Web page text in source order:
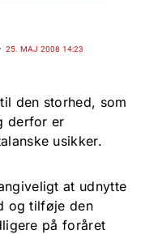
25. MAJ 2008 14:23
den storhed, som
derfor er
usikker.
at udnytte
og tilføje den
på foråret